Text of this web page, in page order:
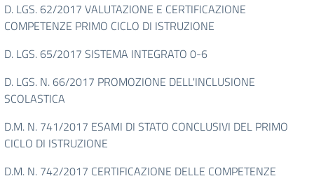
D. LGS. 62/2017 VALUTAZIONE E CERTIFICAZIONE
COMPETENZE PRIMO CICLO DI ISTRUZIONE
D. LGS. 65/2017 SISTEMA INTEGRATO 0-6
D. LGS. N. 66/2017 PROMOZIONE DELL'INCLUSIONE
SCOLASTICA
D.M. N. 741/2017 ESAMI DI STATO CONCLUSIVI DEL PRIMO
CICLO DI ISTRUZIONE
D.M. N. 742/2017 CERTIFICAZIONE DELLE COMPETENZE